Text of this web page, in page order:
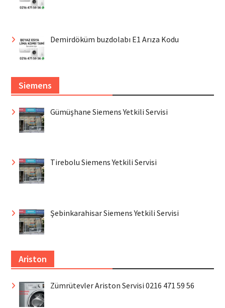
Demirdöküm buzdolabı E1 Arıza Kodu
Siemens
Gümüşhane Siemens Yetkili Servisi
Tirebolu Siemens Yetkili Servisi
Şebinkarahisar Siemens Yetkili Servisi
Ariston
Zümrütevler Ariston Servisi 0216 471 59 56